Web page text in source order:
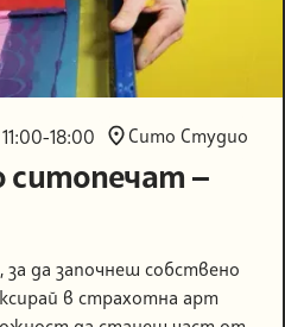
11:00-18:00 Сито Студио
ситопечат —
за да започнеш собствено
в страхотна арт